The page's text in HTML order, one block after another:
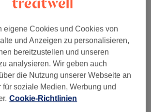
( 9)
ab CHF 23
ab CHF 30
14)
eigene Cookies und Cookies von
und Anzeigen zu personalisieren,
bereitzustellen und unseren
analysieren. Wir geben auch
die Nutzung unserer Webseite an
für soziale Medien, Werbung und
Cookie-Richtlinien